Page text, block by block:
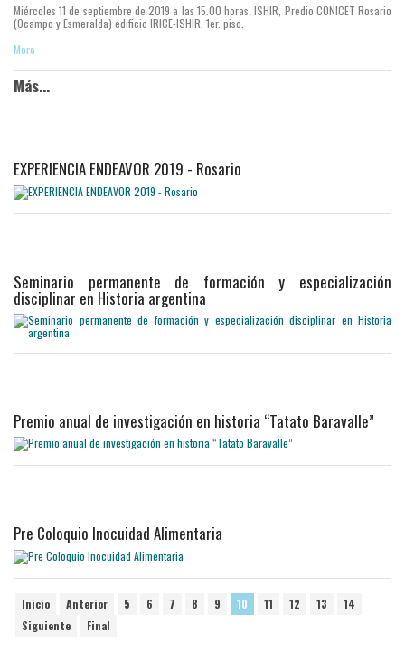
Miércoles 11 de septiembre de 2019 a las 15.00 horas, ISHIR, Predio CONICET Rosario
(Ocampo y Esmeralda) edificio IRICE-ISHIR, 1er. piso.
More
Más...
EXPERIENCIA ENDEAVOR 2019 - Rosario
Seminario permanente de formación y especialización
disciplinar en Historia argentina
Premio anual de investigación en historia “Tatato Baravalle”
Pre Coloquio Inocuidad Alimentaria
Inicio Anterior 5 6 7 8 9 10 11 12 13
14
Siguiente
Final